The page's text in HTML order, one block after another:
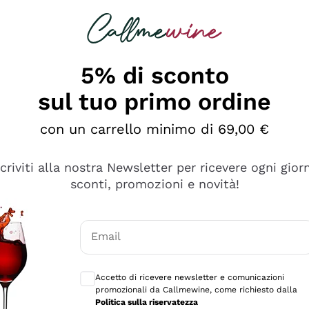
è male ma secondo me ci sono alternative che
5% di sconto
sul tuo primo ordine
con un carrello minimo di 69,00 €
alla nostra Newsletter per ricevere ogni
sconti, promozioni e novità!
Email
Accetto di ricevere newsletter e comunicazioni
promozionali da Callmewine, come richiesto dalla
Politica sulla riservatezza